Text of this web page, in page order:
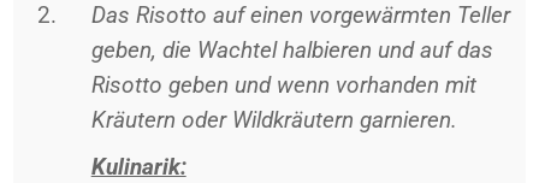
Das Risotto auf einen vorgewärmten Teller
geben, die Wachtel halbieren und auf das
Risotto geben und wenn vorhanden mit
Kräutern oder Wildkräutern garnieren.
Kulinarik: